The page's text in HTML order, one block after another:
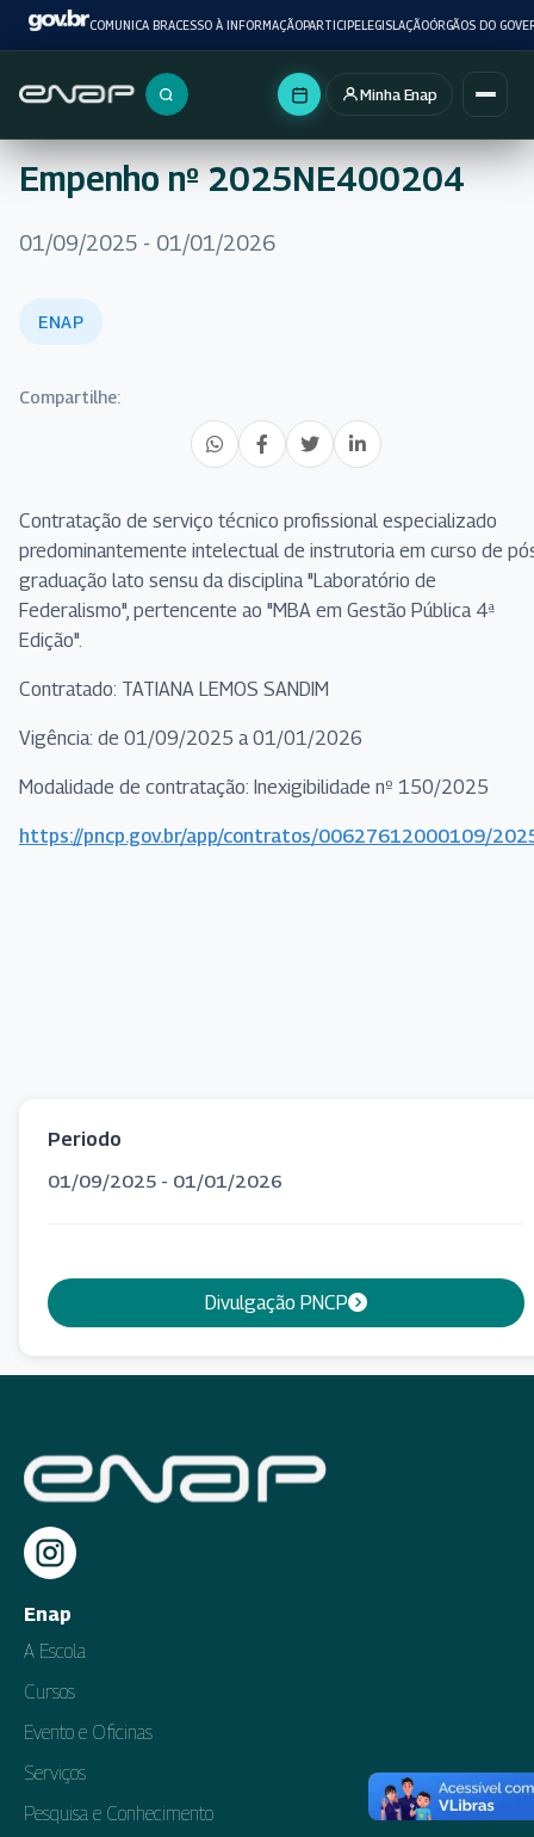
COMUNICA BRACESSO À INFORMAÇÃOPARTICIPELEGISLAÇÃOÓRGÃOS DO
Buscar no portal
Minha Enap
Empenho nº 2025NE400204
01/09/2025 - 01/01/2026
ENAP
Compartilhe:
Contratação de serviço técnico profissional especializado
predominantemente intelectual de instrutoria em curso de
graduação lato sensu da disciplina "Laboratório de
Federalismo", pertencente ao "MBA em Gestão Pública 4ª
Edição".
Contratado: TATIANA LEMOS SANDIM
Vigência: de 01/09/2025 a 01/01/2026
Modalidade de contratação: Inexigibilidade nº 150/2025
https://pncp.gov.br/app/contratos/00627612000109/
Periodo
01/09/2025 - 01/01/2026
Divulgação PNCP
Enap
A Escola
Cursos
Evento e Oficinas
Serviços
Pesquisa e Conhecimento